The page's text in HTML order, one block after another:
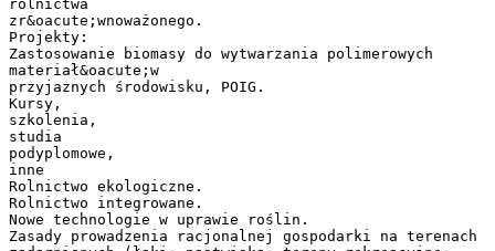
rolnictwa
zr&oacute;wnoważonego.
Projekty:
Zastosowanie biomasy do wytwarzania polimerowych
materiał&oacute;w
przyjaznych środowisku, POIG.
Kursy,
szkolenia,
studia
podyplomowe,
inne
Rolnictwo ekologiczne.
Rolnictwo integrowane.
Nowe technologie w uprawie roślin.
Zasady prowadzenia racjonalnej gospodarki na terenach